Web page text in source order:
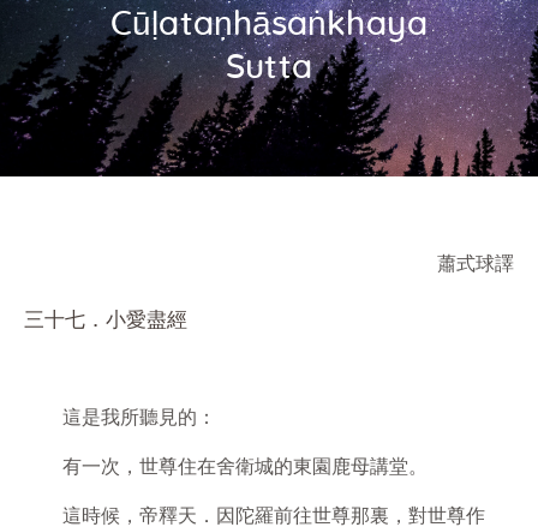
Cūḷataṇhāsaṅkhaya
Sutta
蕭式球譯
三十七．小愛盡經
這是我所聽見的：
有一次，世尊住在舍衛城的東園鹿母講堂。
這時候，帝釋天．因陀羅前往世尊那裏，對世尊作